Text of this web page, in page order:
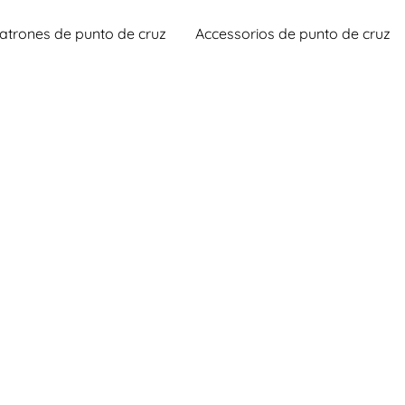
de punto de cruz Accessorios de punto de cruz